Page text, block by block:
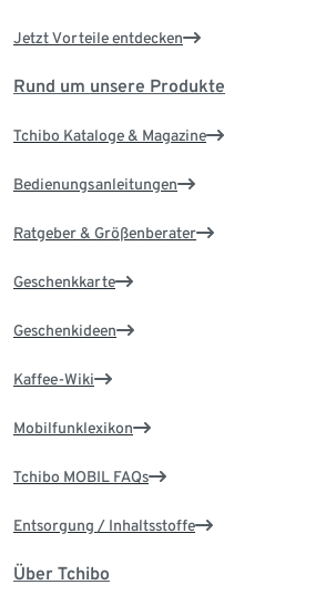
Jetzt Vorteile entdecken
Rund um unsere Produkte
Tchibo Kataloge & Magazine
Bedienungsanleitungen
Ratgeber & Größenberater
Geschenkkarte
Geschenkideen
Kaffee-Wiki
Mobilfunklexikon
Tchibo MOBIL FAQs
Entsorgung / Inhaltsstoffe
Über Tchibo